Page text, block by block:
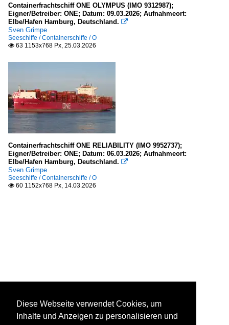
Containerfrachtschiff ONE OLYMPUS (IMO 9312987);
Eigner/Betreiber: ONE; Datum: 09.03.2026; Aufnahmeort:
Elbe/Hafen Hamburg, Deutschland. 
Sven Grimpe
Seeschiffe / Containerschiffe / O
 63 1153x768 Px, 25.03.2026
Containerfrachtschiff ONE RELIABILITY (IMO 9952737);
Eigner/Betreiber: ONE; Datum: 06.03.2026; Aufnahmeort:
Elbe/Hafen Hamburg, Deutschland. 
Sven Grimpe
Seeschiffe / Containerschiffe / O
 60 1152x768 Px, 14.03.2026
Diese Webseite verwendet Cookies, um
Inhalte und Anzeigen zu personalisieren und